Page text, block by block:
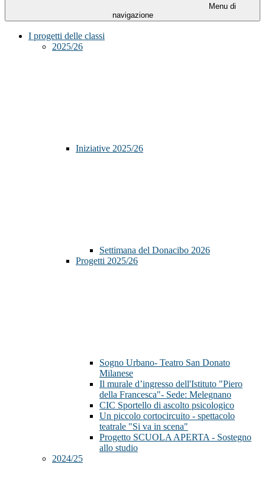
Menu di
navigazione
I progetti delle classi
2025/26
Iniziative 2025/26
Settimana del Donacibo 2026
Progetti 2025/26
Sogno Urbano- Teatro San Donato
Milanese
Il murale d’ingresso dell'Istituto "Piero
della Francesca"- Sede: Melegnano
CIC Sportello di ascolto psicologico
Un piccolo cortocircuito - spettacolo
teatrale "Si va in scena"
Progetto SCUOLA APERTA - Sostegno
allo studio
2024/25